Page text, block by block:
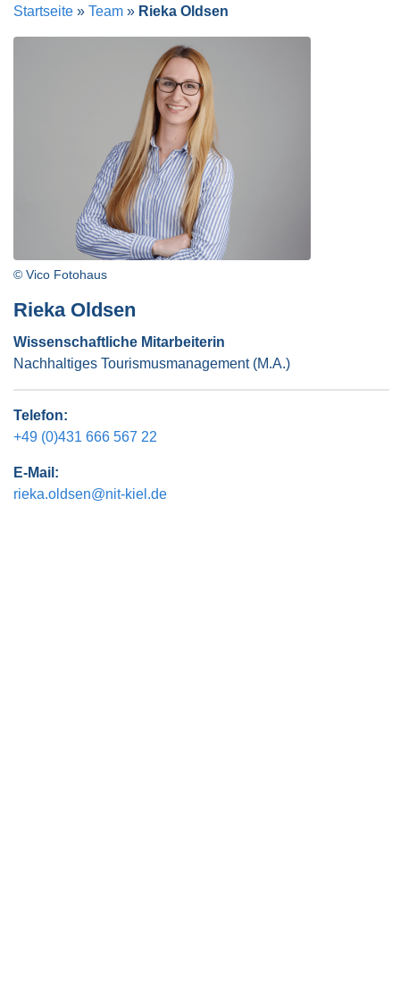
Startseite » Team » Rieka Oldsen
© Vico Fotohaus
Rieka Oldsen
Wissenschaftliche Mitarbeiterin
Nachhaltiges Tourismusmanagement (M.A.)
Telefon:
+49 (0)431 666 567 22
E-Mail:
rieka.oldsen@nit-kiel.de